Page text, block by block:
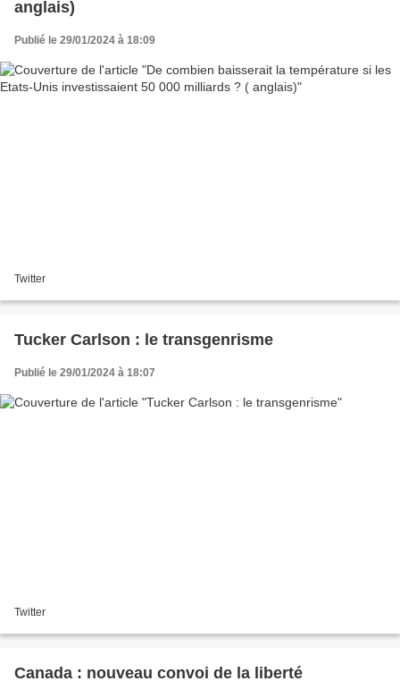
anglais)
Publié le 29/01/2024 à 18:09
Twitter
Tucker Carlson : le transgenrisme
Publié le 29/01/2024 à 18:07
Twitter
Canada : nouveau convoi de la liberté